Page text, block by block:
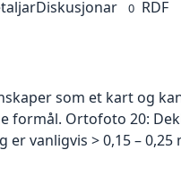
Diskusjonar 0 RDF
som et kart og
Ortofoto 20:
vanligvis > 0,15 – 0,25